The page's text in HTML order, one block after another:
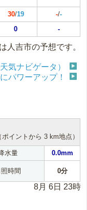
30/19 -/-
0 -
人吉市の予想です。
気ナビゲータ）
パワーアップ！
ポイントから 3 km地点）
水量 0.0mm
照時間 0分
8月 6日 23時